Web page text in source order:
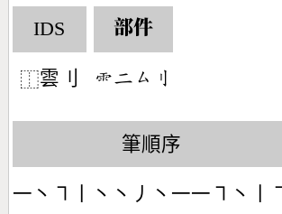
IDS
⿰雲刂
部件
󶇅󶀒󶁗󶁑
筆順序
一丶㇕丨丶丶丿丶一一㇕丶丨